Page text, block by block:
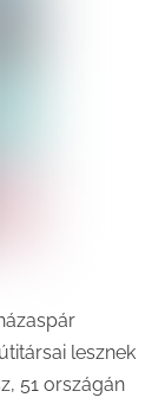
lesznek
51 országán